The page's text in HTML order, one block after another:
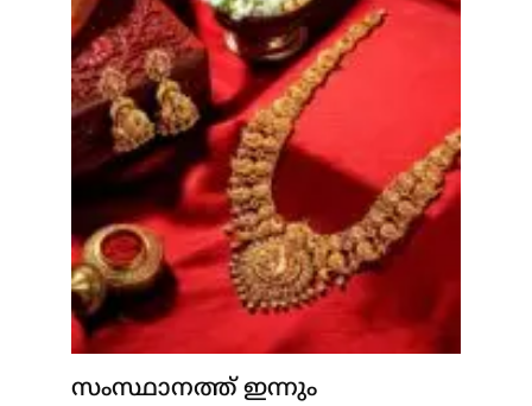
സംസ്ഥാനത്ത് ഇന്നും